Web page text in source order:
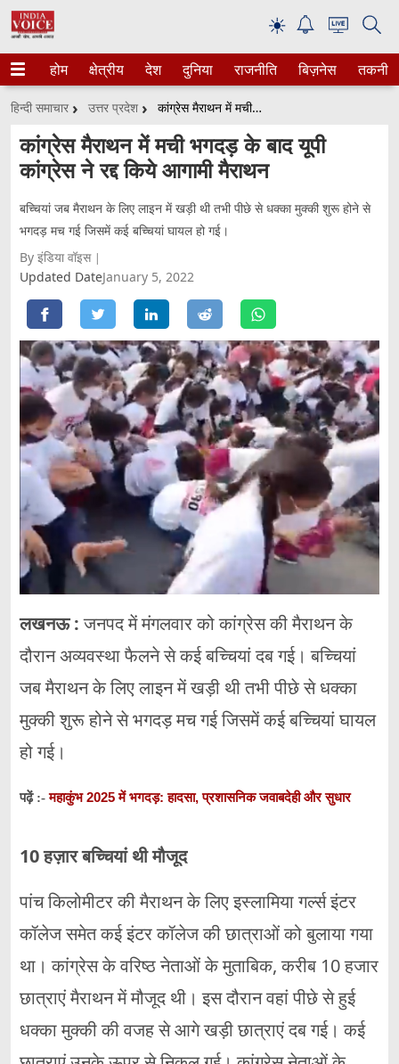
☀
होम क्षेत्रीय देश दुनिया राजनीति बिज़नेस तकनीक
हिन्दी समाचार उत्तर प्रदेश कांग्रेस मैराथन में मची भगदड़ के बाद यूपी कांग्रेस ने रद्द किये आगामी मैराथन
कांग्रेस मैराथन में मची भगदड़ के बाद यूपी
कांग्रेस ने रद्द किये आगामी मैराथन
बच्चियां जब मैराथन के लिए लाइन में खड़ी थी तभी पीछे से धक्का मुक्की शुरू होने से
भगदड़ मच गई जिसमें कई बच्चियां घायल हो गई।
By इंडिया वॉइस
Updated DateJanuary 5, 2022
लखनऊ :जनपद में मंगलवार को कांग्रेस की मैराथन के
दौरान अव्यवस्था फैलने से कई बच्चियां दब गई। बच्चियां
जब मैराथन के लिए लाइन में खड़ी थी तभी पीछे से धक्का
मुक्की शुरू होने से भगदड़ मच गई जिसमें कई बच्चियां घायल
हो गई।
पढ़ें :-महाकुंभ 2025 में भगदड़: हादसा, प्रशासनिक जवाबदेही और सुधार
10हज़ार बच्चियां थी मौजूद
पांच किलोमीटर की मैराथन के लिए इस्लामिया गर्ल्स इंटर
कॉलेज समेत कई इंटर कॉलेज की छात्राओं को बुलाया गया
था। कांग्रेस के वरिष्ठ नेताओं के मुताबिक, करीब 10 हजार
छात्राएं मैराथन में मौजूद थी। इस दौरान वहां पीछे से हुई
धक्का मुक्की की वजह से आगे खड़ी छात्राएं दब गई। कई